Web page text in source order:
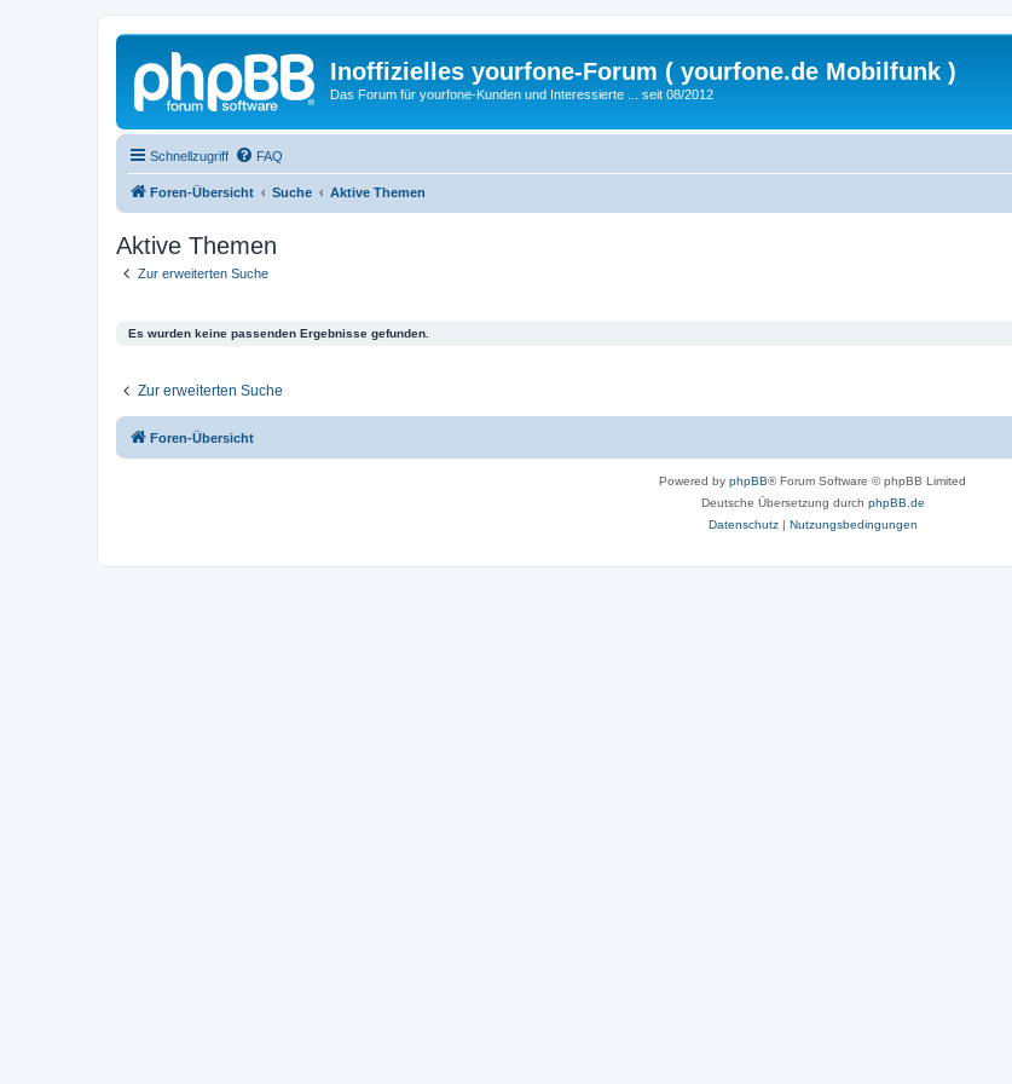
Inoffizielles yourfone-Forum ( yourfone.de Mobilfunk )
Das Forum für yourfone-Kunden und Interessierte ... seit 08/2012
Schnellzugriff FAQ
Foren-Übersicht Suche Aktive Themen
Aktive Themen
Zur erweiterten Suche
Es wurden keine passenden Ergebnisse gefunden.
Zur erweiterten Suche
Foren-Übersicht
Powered by phpBB® Forum Software © phpBB Limited
Deutsche Übersetzung durch phpBB.de
Datenschutz| Nutzungsbedingungen